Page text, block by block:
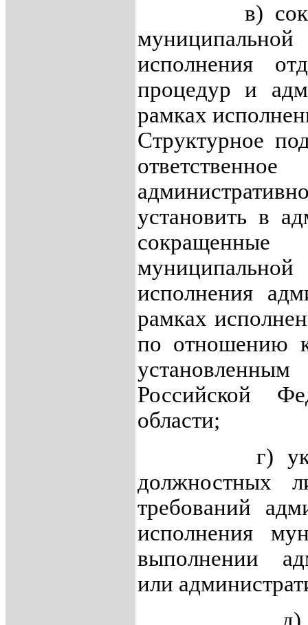
в)
исполнения
процедур и
рамках
Структурное
установить в
исполнения
рамках
по отношению
Российской
области;
г)
должностных
требований
исполнения
выполнении
или